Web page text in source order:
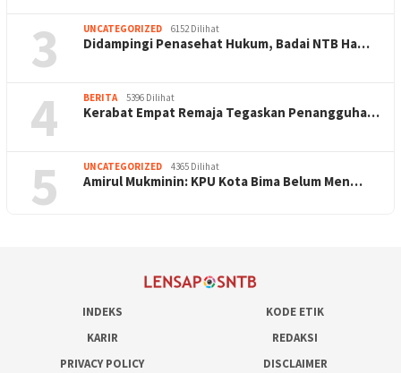
3 UNCATEGORIZED 6152 Dilihat
Didampingi Penasehat Hukum, Badai NTB Ha…
4 BERITA 5396 Dilihat
Kerabat Empat Remaja Tegaskan Penangguha…
5 UNCATEGORIZED 4365 Dilihat
Amirul Mukminin: KPU Kota Bima Belum Men…
INDEKS
KODE ETIK
KARIR
REDAKSI
PRIVACY POLICY
DISCLAIMER